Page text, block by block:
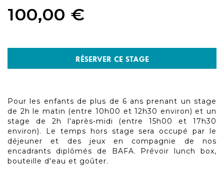
100,00 €
RÉSERVER CE STAGE
Pour les enfants de plus de 6 ans prenant un stage
de 2h le matin (entre 10h00 et 12h30 environ) et un
stage de 2h l'après-midi (entre 15h00 et 17h30
environ). Le temps hors stage sera occupé par le
déjeuner et des jeux en compagnie de nos
encadrants diplômés de BAFA. Prévoir lunch box,
bouteille d'eau et goûter.